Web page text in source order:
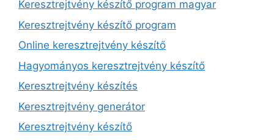
Keresztrejtvény készítő program magyar
Keresztrejtvény készítő program
Online keresztrejtvény készítő
Hagyományos keresztrejtvény készítő
Keresztrejtvény készítés
Keresztrejtvény generátor
Keresztrejtvény készítő